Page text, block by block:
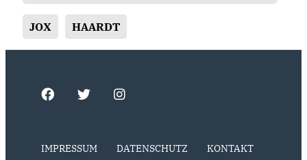
JOX HAARDT
IMPRESSUM DATENSCHUTZ KONTAKT